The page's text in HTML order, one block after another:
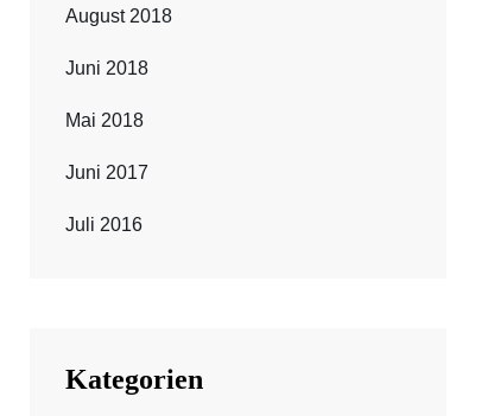
August 2018
Juni 2018
Mai 2018
Juni 2017
Juli 2016
Kategorien